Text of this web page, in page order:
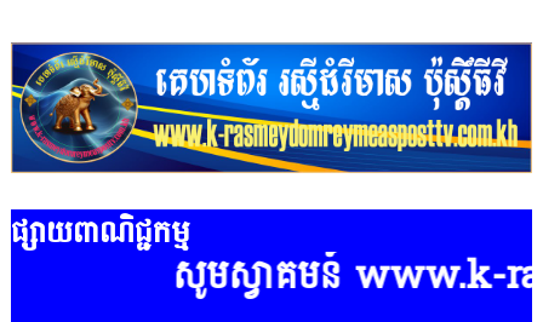
ផ្សាយពាណិជ្ជកម្ម
សូមស្វាគមន៍ www.k-